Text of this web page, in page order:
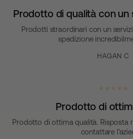
Prodotto di qualità con un
Prodotti straordinari con un
spedizione
HAGAN C
★ ★ ★ ★ ★
Prodotto di
Prodotto di ottima qualità. Risposta
contattare